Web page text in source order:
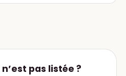
pas listée ?